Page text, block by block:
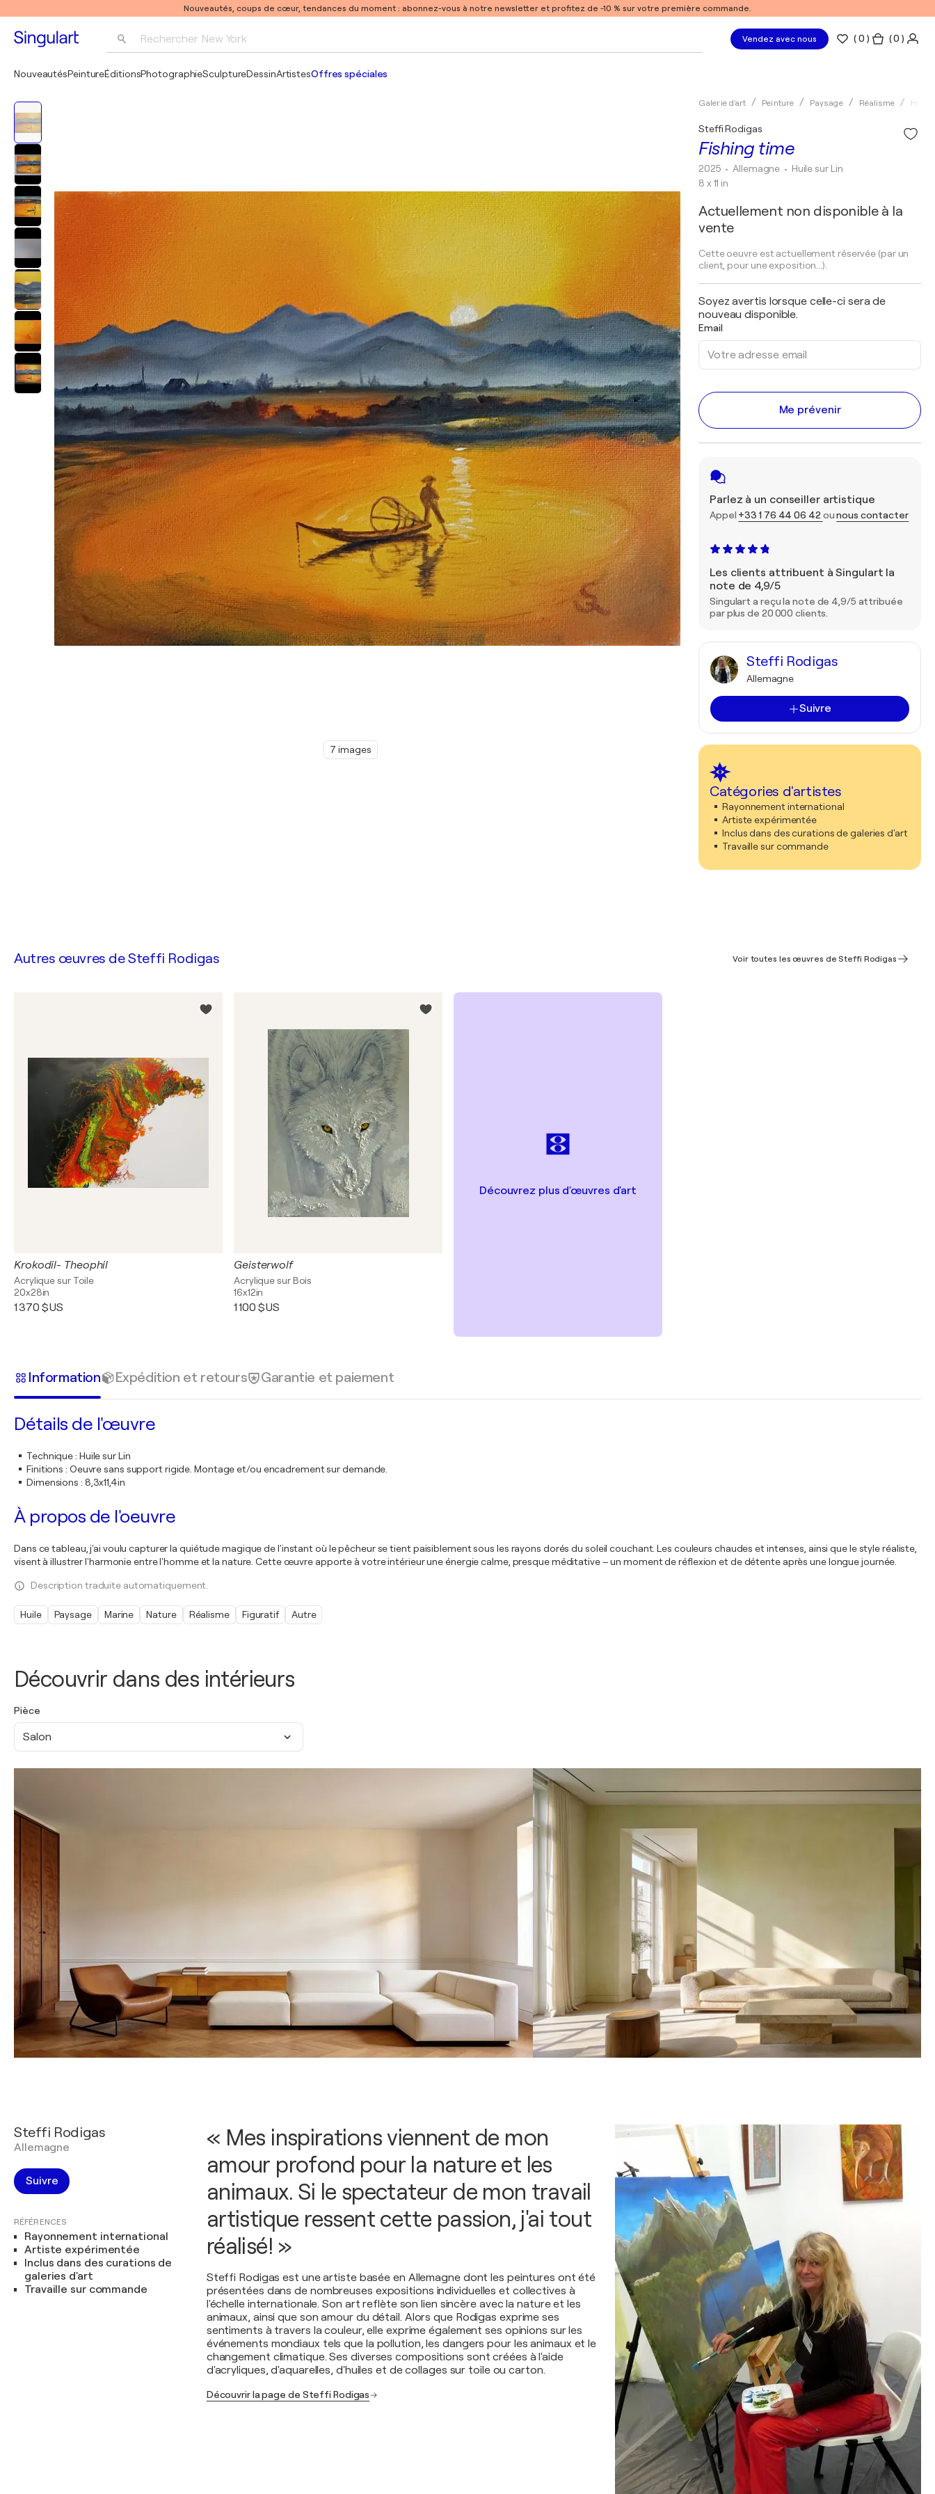
Nouveautés, coups de cœur, tendances du moment : abonnez-vous à notre newsletter et profitez de -10 % sur votre première commande.
Rechercher New York Vendez avec nous (0 ) ( 0 )
NouveautésPeintureÉditionsPhotographieSculptureDessinArtistesOffres spéciales
7 images
Galerie d'art Peinture Paysage Réalisme Huile
Fishing time
Steffi Rodigas
2025 • Allemagne • Huile sur Lin
8 x 11 in
Actuellement non disponible à la
vente
Cette oeuvre est actuellement réservée (par un
client, pour une exposition...).
Soyez avertis lorsque celle-ci sera de
nouveau disponible.
Email
Me prévenir
Parlez à un conseiller artistique
Appel +33 1 76 44 06 42 ounous contacter
Les clients attribuent à Singulart la
note de 4,9/5
Singulart a reçu la note de 4,9/5 attribuée
par plus de 20 000 clients.
Steffi Rodigas
Allemagne
Suivre
Catégories d'artistes
Rayonnement international
Artiste expérimentée
Inclus dans des curations de galeries d'art
Travaille sur commande
Découvrir dans des intérieurs
Pièce
Salon
Autres œuvres deSteffi Rodigas Voir toutes les œuvres de Steffi Rodigas
Krokodil- Theophil
Acrylique sur Toile
20x28in
1 370 $US
Geisterwolf
Acrylique sur Bois
16x12in
1 100 $US
Découvrez plus d'œuvres d'art
Information Expédition et retours Garantie et paiement
Détails de l'œuvre
Technique: Huile sur Lin
Finitions : Oeuvre sans support rigide. Montage et/ou encadrement sur demande.
Dimensions : 8,3x11,4in
À propos de l'oeuvre
Dans ce tableau, j'ai voulu capturer la quiétude magique de l'instant où le pêcheur se tient paisiblement sous les rayons dorés du soleil couchant. Les couleurs chaudes et intenses, ainsi que le style réaliste,
visent à illustrer l'harmonie entre l'homme et la nature. Cette œuvre apporte à votre intérieur une énergie calme, presque méditative – un moment de réflexion et de détente après une longue journée.
Description traduite automatiquement.
Huile Paysage Marine Nature Réalisme Figuratif Autre
Steffi Rodigas
Allemagne
Suivre
RÉFÉRENCES
Rayonnement international
Artiste expérimentée
Inclus dans des curations de
galeries d'art
Travaille sur commande
« Mes inspirations viennent de mon
amour profond pour la nature et les
animaux. Si le spectateur de mon travail
artistique ressent cette passion, j'ai tout
réalisé! »
Steffi Rodigas est une artiste basée en Allemagne dont les peintures ont été
présentées dans de nombreuses expositions individuelles et collectives à
l'échelle internationale. Son art reflète son lien sincère avec la nature et les
animaux, ainsi que son amour du détail. Alors que Rodigas exprime ses
sentiments à travers la couleur, elle exprime également ses opinions sur les
événements mondiaux tels que la pollution, les dangers pour les animaux et le
changement climatique. Ses diverses compositions sont créées à l'aide
d'acryliques, d'aquarelles, d'huiles et de collages sur toile ou carton.
Découvrir la page de Steffi Rodigas